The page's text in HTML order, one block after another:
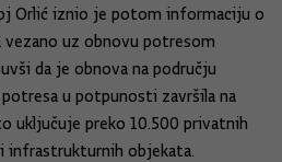
Orlić iznio je potom informaciju o
uz obnovu potresom
da je obnova na području
u potpunosti završila na
uključuje preko 10.500 privatnih
infrastrukturnih objekata.